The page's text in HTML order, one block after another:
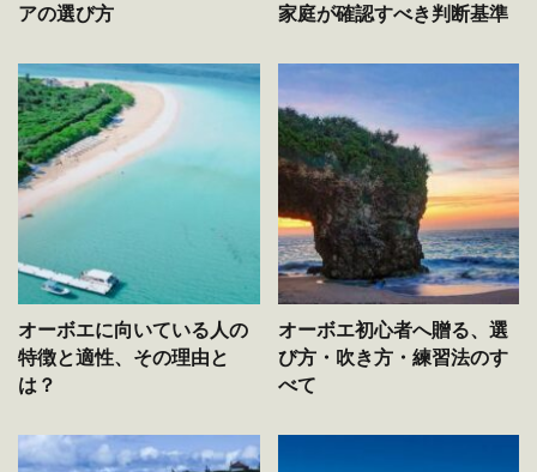
アの選び方
家庭が確認すべき判断基準
オーボエに向いている人の
特徴と適性、その理由と
は？
オーボエ初心者へ贈る、選
び方・吹き方・練習法のす
べて